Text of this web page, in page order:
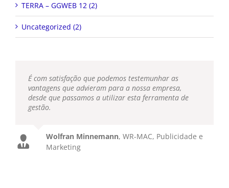
TERRA – GGWEB 12 (2)
Uncategorized (2)
É com satisfação que podemos testemunhar as
vantagens que advieram para a nossa empresa,
desde que passamos a utilizar esta ferramenta de
gestão.
Wolfran Minnemann, WR-MAC, Publicidade e
Marketing